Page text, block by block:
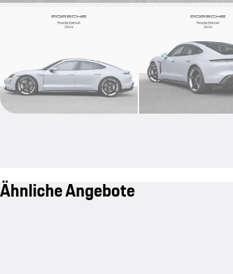
Ähnliche Angebote